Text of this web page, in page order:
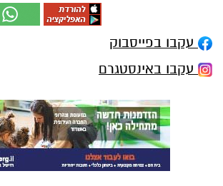
עקבו בפייסבוק
עקבו באינסטגרם